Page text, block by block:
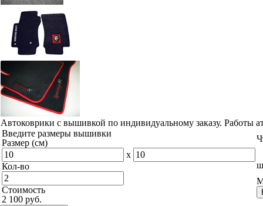
Автоковрики с вышивкой по индивидуальному заказу. Работы
Введите размеры вышивки
Размер (см)
x
Кол-во
Стоимость
2 100 руб.